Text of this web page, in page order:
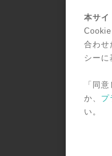
すで
その
です!!
本サイ
合わせ
シーに
「同
か、 プ
い。